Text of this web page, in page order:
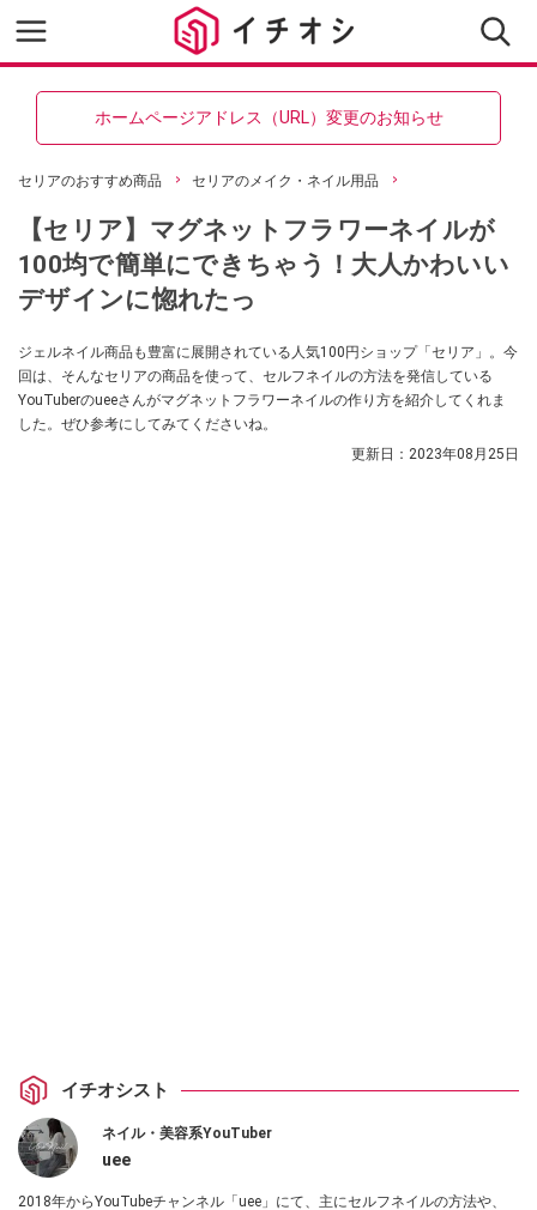
ホームページアドレス（URL）変更のお知らせ
セリアのおすすめ商品 セリアのメイク・ネイル用品
【セリア】マグネットフラワーネイルが
100均で簡単にできちゃう！大人かわいい
デザインに惚れたっ
ジェルネイル商品も豊富に展開されている人気100円ショップ「セリア」。今
回は、そんなセリアの商品を使って、セルフネイルの方法を発信している
YouTuberのueeさんがマグネットフラワーネイルの作り方を紹介してくれま
した。ぜひ参考にしてみてくださいね。
更新日： 2023年08月25日
イチオシスト
ネイル・美容系YouTuber
uee
2018年からYouTubeチャンネル「uee」にて、主にセルフネイルの方法や、